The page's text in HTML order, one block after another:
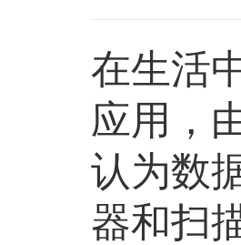
在生活
应用，
认为数
器和扫